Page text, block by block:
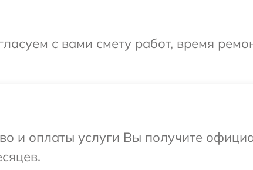
с вами смету работ, время
и оплаты услуги Вы получите